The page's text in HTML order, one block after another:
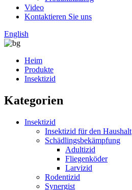
Video
Kontaktieren Sie uns
English
Heim
Produkte
Insektizid
Kategorien
Insektizid
Insektizid für den Haushalt
Schädlingsbekämpfung
Adultizid
Fliegenköder
Larvizid
Rodentizid
Synergist